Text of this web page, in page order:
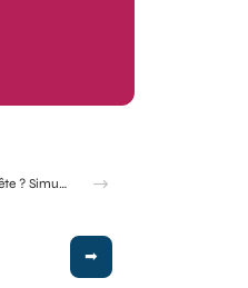
Envie de changer de tête ? Simulateur de coupe de cheveux gratuit en ligne